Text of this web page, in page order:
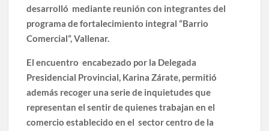
desarrolló mediante reunión con integrantes del
programa de fortalecimiento integral “Barrio
Comercial”, Vallenar.
El encuentro encabezado por la Delegada
Presidencial Provincial, Karina Zárate, permitió
además recoger una serie de inquietudes que
representan el sentir de quienes trabajan en el
comercio establecido en el sector centro de la